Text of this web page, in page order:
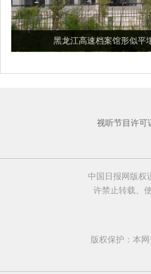
黑龙江高速档案馆形似平
视听节目许可
中国日报网版权
许禁止转载、
版权保护：本